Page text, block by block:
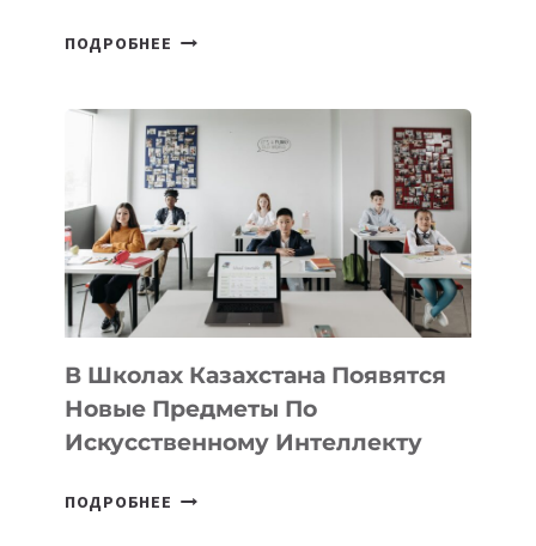
ПОДРОБНЕЕ ОТКРЫТ
DEAL
VELOCITY
BY
MOST
—
МЕЖДУНАРОДНУЮ
ПРОГРАММУ
ДЛЯ
ТЕХНОЛОГИЧЕСКИХ
В Школах Казахстана Появятся
Новые Предметы По
Искусственному Интеллекту
ПОДРОБНЕЕ